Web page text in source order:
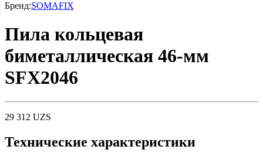
Бренд:SOMAFIX
Пила кольцевая
биметаллическая 46-мм
SFX2046
29 312 UZS
Технические характеристики